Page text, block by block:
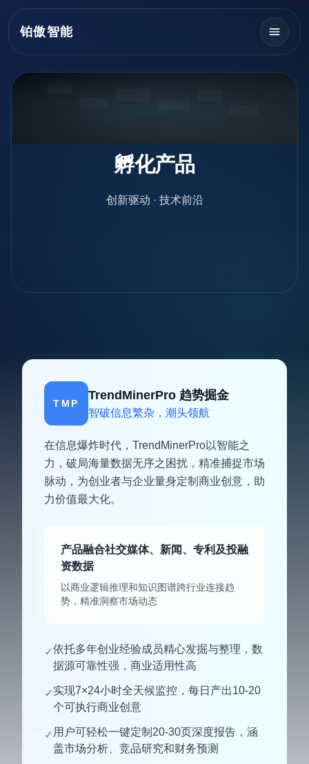
铂傲智能
孵化产品
创新驱动 · 技术前沿
TMP
TrendMinerPro 趋势掘金
智破信息繁杂，潮头领航
在信息爆炸时代，TrendMinerPro以智能之
力，破局海量数据无序之困扰，精准捕捉市场
脉动，为创业者与企业量身定制商业创意，助
力价值最大化。
产品融合社交媒体、新闻、专利及投融
资数据
以商业逻辑推理和知识图谱跨行业连接趋
势，精准洞察市场动态
✓依托多年创业经验成员精心发掘与整理，数
据源可靠性强，商业适用性高
✓实现7×24小时全天候监控，每日产出10-20
个可执行商业创意
✓ 用户可轻松一键定制20-30页深度报告，涵
盖市场分析、竞品研究和财务预测